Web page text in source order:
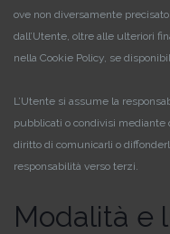
ove non diversamente
dall’Utente, oltre alle ulteriori
nella Cookie Policy, se
L’Utente si assume la
pubblicati o condivisi
diritto di comunicarli o
responsabilità verso terzi.
Modalità e